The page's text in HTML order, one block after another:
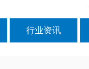
行业资讯